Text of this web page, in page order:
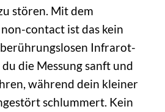
stören. Mit dem
contact ist das kein
Infrarot-
die Messung sanft und
während dein kleiner
schlummert. Kein